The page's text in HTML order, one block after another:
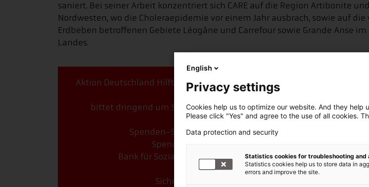
saniert. Bei seiner Arbeit konzentriert sich CARE auf die Region Artibonite
Nordwesten, wo die Choleraepidemie vor einem Jahr ausbrach, sowie auf die
Erdbeben betroffenen Gebiete Léogâne und Carrefour sowie Grande Anse im
Landes.
Aktion Deutschland Hilft, das Bündnis der Hilfsorganisationen,
bittet dringend um Spenden für die Menschen in Haiti:
Spenden-Stichwort: Erdbeben Haiti
Spendenkonto: 10 20 30
Bank für Sozialwirtschaft, BLZ 370 205 00
Sicher online spenden:
English
Privacy settings
Cookies help us to optimize our website. And they help
Please click "Yes" and agree to the use of all cookies.
Data protection and security
Statistics cookies for troubleshooting and
Statistics cookies help us to store data in
errors and improve the site.